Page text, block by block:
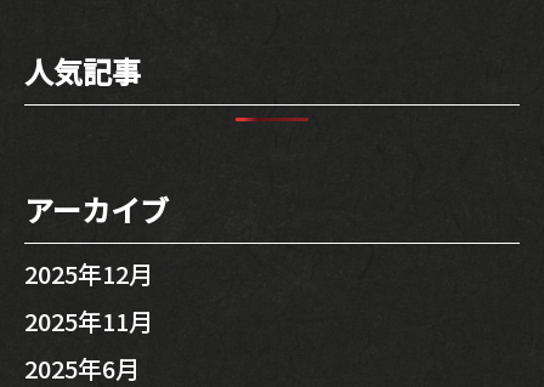
JP
人気記事
アーカイブ
2025年12月
2025年11月
2025年6月